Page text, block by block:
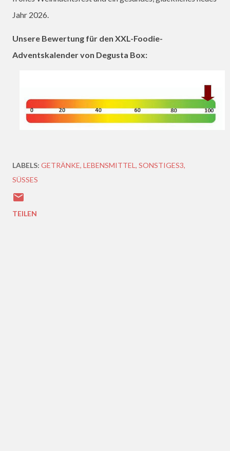
Jahr 2026.
Unsere Bewertung für den XXL-Foodie-
Adventskalender von Degusta Box:
LABELS: GETRÄNKE LEBENSMITTEL
SONSTIGES3
SÜSSES
TEILEN